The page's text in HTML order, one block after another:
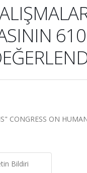
CONGRESS ON
Bildiri